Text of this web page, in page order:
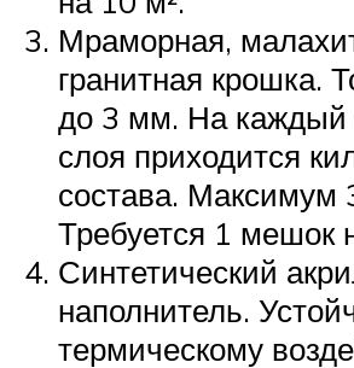
Мраморная,
гранитная крошка.
до 3 мм. На
слоя приходится
состава. Максимум
Требуется 1 мешок
Синтетический
наполнитель.
термическому